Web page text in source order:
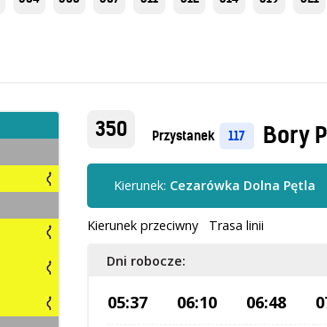
350 Przystanek 117 Bory
Kierunek: Cezarówka Dolna Pętla
Kierunek przeciwny Trasa linii
Dni robocze:
05:37 06:10 06:48